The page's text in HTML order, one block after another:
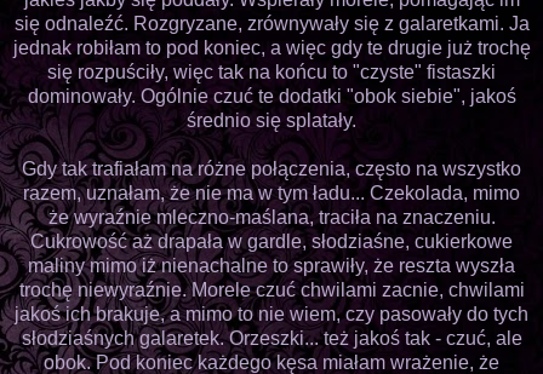
się odnaleźć. Rozgryzane, zrównywały się z galaretkami. Ja
jednak robiłam to pod koniec, a więc gdy te drugie już trochę
się rozpuściły, więc tak na końcu to "czyste" fistaszki
dominowały. Ogólnie czuć te dodatki "obok siebie", jakoś
średnio się splatały.
Gdy tak trafiałam na różne połączenia, często na wszystko
razem, uznałam, że nie ma w tym ładu... Czekolada, mimo
że wyraźnie mleczno-maślana, traciła na znaczeniu.
Cukrowość aż drapała w gardle, słodziaśne, cukierkowe
maliny mimo iż nienachalne to sprawiły, że reszta wyszła
trochę niewyraźnie. Morele czuć chwilami zacnie, chwilami
jakoś ich brakuje, a mimo to nie wiem, czy pasowały do tych
słodziaśnych galaretek. Orzeszki... też jakoś tak - czuć, ale
obok. Pod koniec każdego kęsa miałam wrażenie, że